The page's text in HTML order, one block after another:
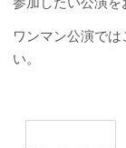
ワンマン公演で
い。